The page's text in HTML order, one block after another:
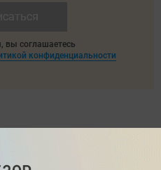
вы соглашаетесь
конфиденциальности